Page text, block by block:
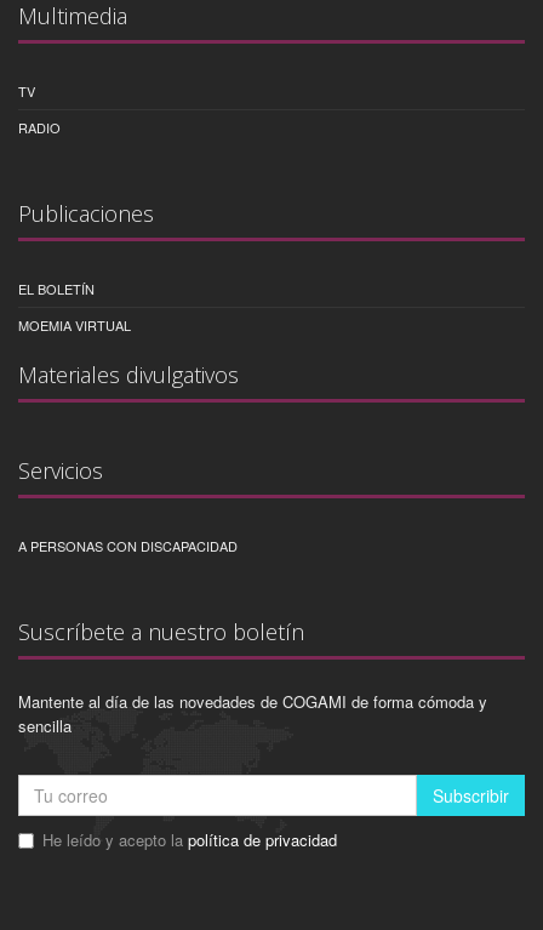
Multimedia
TV
RADIO
Publicaciones
EL BOLETÍN
MOEMIA VIRTUAL
Materiales divulgativos
Servicios
A PERSONAS CON DISCAPACIDAD
Suscríbete a nuestro boletín
Mantente al día de las novedades de COGAMI de forma cómoda y
sencilla
Subscribir
He leído y acepto la política de privacidad